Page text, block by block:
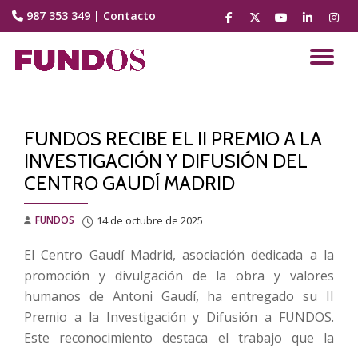
contenido
987 353 349 | Contacto
fa-
facebook
fa-
brands
fa-
youtube-
fa-
linkedin
fa-
FUNDOS RECIBE EL II PREMIO A LA
INVESTIGACIÓN Y DIFUSIÓN DEL
CENTRO GAUDÍ MADRID
FUNDOS 14 de octubre de 2025
El Centro Gaudí Madrid, asociación dedicada a la
promoción y divulgación de la obra y valores
humanos de Antoni Gaudí, ha entregado su II
Premio a la Investigación y Difusión a FUNDOS.
Este reconocimiento destaca el trabajo que la